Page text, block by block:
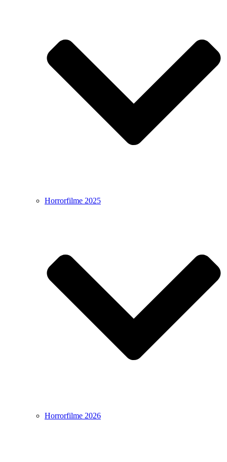
Horrorfilme 2025
Horrorfilme 2026